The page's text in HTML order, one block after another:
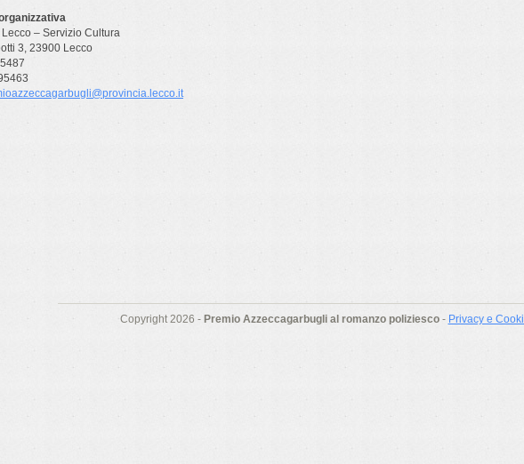
– Servizio Cultura
3, 23900 Lecco
Copyright 2026 - Premio Azzeccagarbugli al romanzo poliziesco- Privacy e